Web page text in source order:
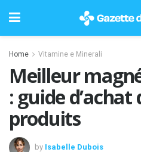
Home Vitamine e Minerali
Meilleur
: guide d’achat
produits
by Isabelle Dubois